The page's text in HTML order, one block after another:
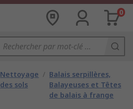
0
Nettoyage
des sols
/ Balais serpillères,
Balayeuses et Têtes
de balais à frange